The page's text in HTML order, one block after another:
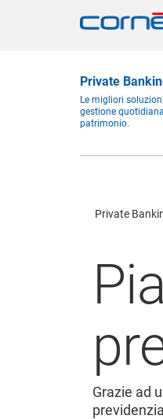
Private
Le migliori
gestione
patrimonio.
Private
Grazie ad